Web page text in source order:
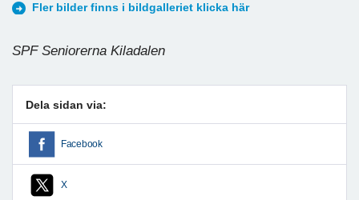
Fler bilder finns i bildgalleriet klicka här
SPF Seniorerna Kiladalen
Dela sidan via:
Facebook
X